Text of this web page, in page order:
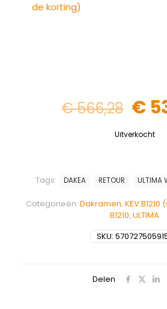
de korting)
€566,28 €
Uitverkocht
SKU:
Categorieën: Dakramen, KEV
B1210, ULTIMA
Tags: DAKEA RETOUR ULTIMA
Delen